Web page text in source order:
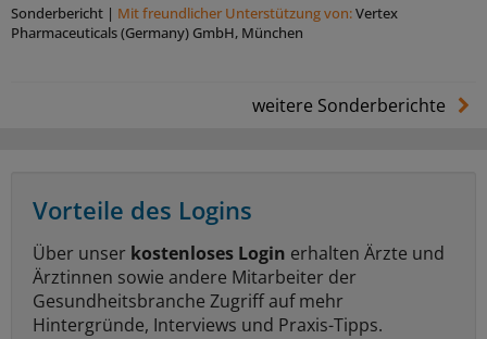
Sonderbericht | Mit freundlicher Unterstützung von:Vertex
Pharmaceuticals (Germany) GmbH, München
weitere Sonderberichte
Vorteile des Logins
Über unser kostenloses Login erhalten Ärzte und
Ärztinnen sowie andere Mitarbeiter der
Gesundheitsbranche Zugriff auf mehr
Hintergründe, Interviews und Praxis-Tipps.